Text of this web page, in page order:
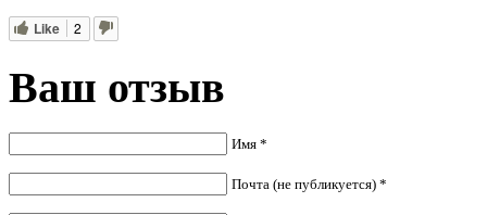
Like 2
Ваш отзыв
Имя *
Почта (не публикуется) *